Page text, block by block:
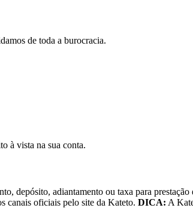
de toda a burocracia.
à vista na sua conta.
depósito, adiantamento ou taxa para
canais oficiais pelo site da Kateto. DICA: A